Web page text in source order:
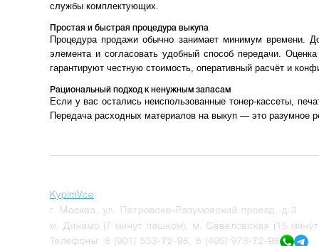
службы комплектующих.
Простая и быстрая процедура выкупа
Процедура продажи обычно занимает минимум времени.
элемента и согласовать удобный способ передачи.
гарантируют честную стоимость, оперативный расчёт и
Рациональный подход к ненужным запасам
Если у вас остались неиспользованные тонер-кассеты,
Передача расходных материалов на выкуп — это разумное
KypimVce:
г.
Москва
ул. Петровско-Разумовский проезд, д.3
м. Динамо (7 минут пешком), м. Савеловская (15
Телефоны: 8 (901) 553-72-98
8 (495) 973-72-98